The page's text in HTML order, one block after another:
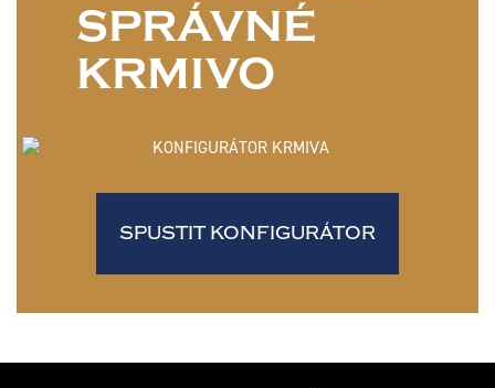
SPRÁVNÉ
KRMIVO
SPUSTIT KONFIGURÁTOR